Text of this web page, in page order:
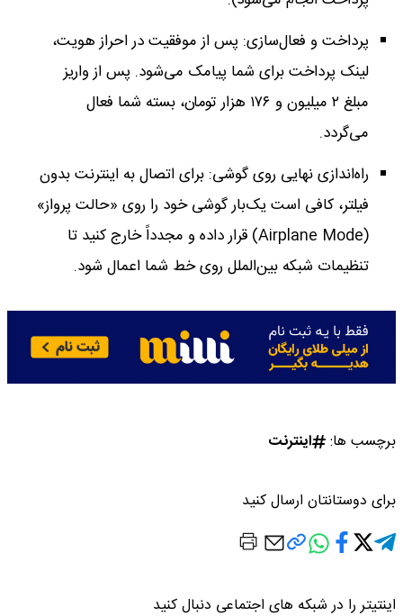
پرداخت و فعال‌سازی: پس از موفقیت در احراز هویت،
لینک پرداخت برای شما پیامک می‌شود. پس از واریز
مبلغ ۲ میلیون و ۱۷۶ هزار تومان، بسته شما فعال
می‌گردد.
راه‌اندازی نهایی روی گوشی: برای اتصال به اینترنت بدون
فیلتر، کافی است یک‌بار گوشی خود را روی «حالت پرواز»
(Airplane Mode) قرار داده و مجدداً خارج کنید تا
تنظیمات شبکه بین‌الملل روی خط شما اعمال شود.
برچسب ها: اینترنت
برای دوستانتان ارسال کنید
اینتیتر را در شبکه های اجتماعی دنبال کنید